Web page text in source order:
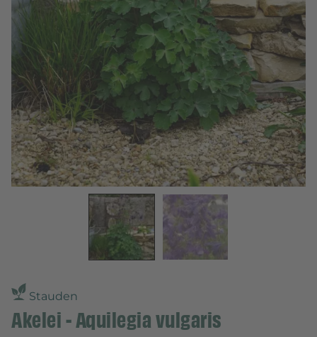
Stauden
Akelei - Aquilegia vulgaris